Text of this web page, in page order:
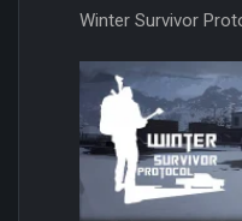
Winter Survivor